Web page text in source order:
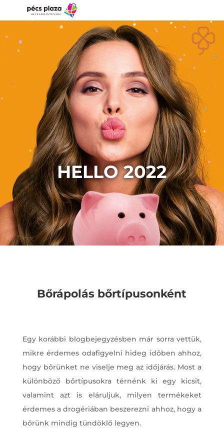
HELLO 2022
Bőrápolás bőrtípusonként
Egy korábbi blogbejegyzésben már sorra vettük,
mikre érdemes odafigyelni hideg időben ahhoz,
hogy bőrünket ne viselje meg az időjárás. Most a
különböző bőrtípusokra térnénk ki egy kicsit,
valamint azt is eláruljuk, milyen termékeket
érdemes a drogériában beszerezni ahhoz, hogy a
bőrünk mindig tündöklő legyen.